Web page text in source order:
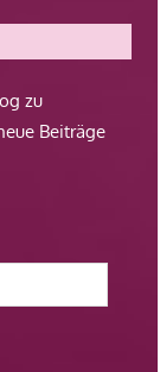
zu
Beiträge